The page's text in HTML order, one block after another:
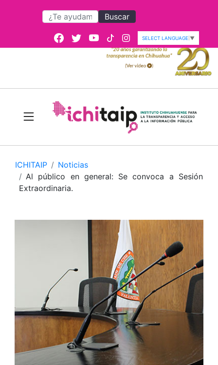
Buscar
SELECT LANGUAGE ▼
ICHITAIP
Noticias
Al público en general: Se convoca a Sesión
Extraordinaria.